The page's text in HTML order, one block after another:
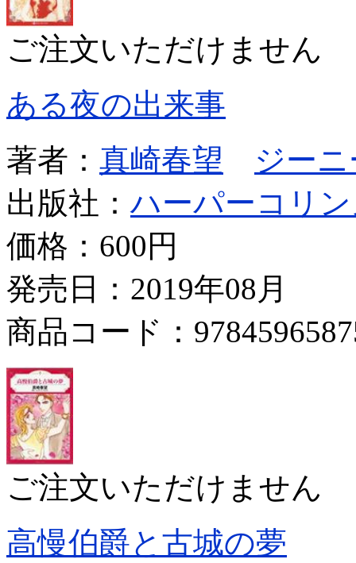
ご注文いただけません
ある夜の出来事
著者： 真崎春望
ジー
出版社：ハーパーコリ
価格： 600円
発売日：2019年08月
商品コード：
ご注文いただけません
高慢伯爵と古城の夢